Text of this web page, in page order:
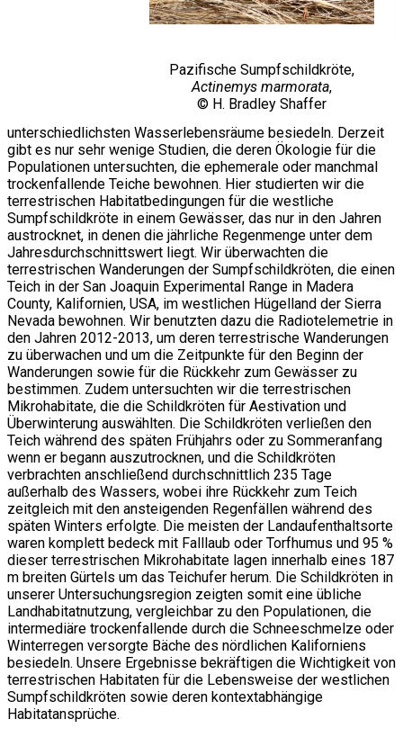
Pazifische Sumpfschildkröte,
Actinemys marmorata,
© H. Bradley Shaffer
unterschiedlichsten Wasserlebensräume besiedeln. Derzeit
gibt es nur sehr wenige Studien, die deren Ökologie für die
Populationen untersuchten, die ephemerale oder manchmal
trockenfallende Teiche bewohnen. Hier studierten wir die
terrestrischen Habitatbedingungen für die westliche
Sumpfschildkröte in einem Gewässer, das nur in den Jahren
austrocknet, in denen die jährliche Regenmenge unter dem
Jahresdurchschnittswert liegt. Wir überwachten die
terrestrischen Wanderungen der Sumpfschildkröten, die einen
Teich in der San Joaquin Experimental Range in Madera
County, Kalifornien, USA, im westlichen Hügelland der Sierra
Nevada bewohnen. Wir benutzten dazu die Radiotelemetrie in
den Jahren 2012-2013, um deren terrestrische Wanderungen
zu überwachen und um die Zeitpunkte für den Beginn der
Wanderungen sowie für die Rückkehr zum Gewässer zu
bestimmen. Zudem untersuchten wir die terrestrischen
Mikrohabitate, die die Schildkröten für Aestivation und
Überwinterung auswählten. Die Schildkröten verließen den
Teich während des späten Frühjahrs oder zu Sommeranfang
wenn er begann auszutrocknen, und die Schildkröten
verbrachten anschließend durchschnittlich 235 Tage
außerhalb des Wassers, wobei ihre Rückkehr zum Teich
zeitgleich mit den ansteigenden Regenfällen während des
späten Winters erfolgte. Die meisten der Landaufenthaltsorte
waren komplett bedeck mit Falllaub oder Torfhumus und 95 %
dieser terrestrischen Mikrohabitate lagen innerhalb eines 187
m breiten Gürtels um das Teichufer herum. Die Schildkröten in
unserer Untersuchungsregion zeigten somit eine übliche
Landhabitatnutzung, vergleichbar zu den Populationen, die
intermediäre trockenfallende durch die Schneeschmelze oder
Winterregen versorgte Bäche des nördlichen Kaliforniens
besiedeln. Unsere Ergebnisse bekräftigen die Wichtigkeit von
terrestrischen Habitaten für die Lebensweise der westlichen
Sumpfschildkröten sowie deren kontextabhängige
Habitatansprüche.